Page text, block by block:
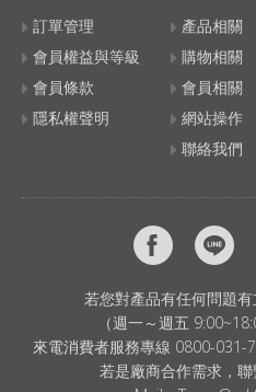
訂單管理
會員權益與等級
會員條款
隱私權聲明
產品相關
購物相關
會員相關
網站操作
聯絡我們
若您對產品有任何問題
（週一～週五
來電消費者服務專線 0800-031-
若是廠商合作需求，聯